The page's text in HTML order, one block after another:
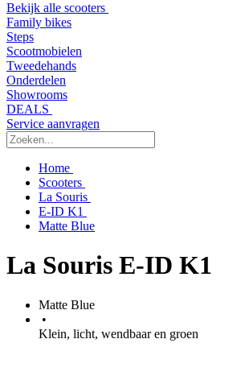
Bekijk alle scooters
Family bikes
Steps
Scootmobielen
Tweedehands
Onderdelen
Showrooms
DEALS
Service aanvragen
Home
Scooters
La Souris
E-ID K1
Matte Blue
La Souris E-ID K1
Matte Blue
•
Klein, licht, wendbaar en groen